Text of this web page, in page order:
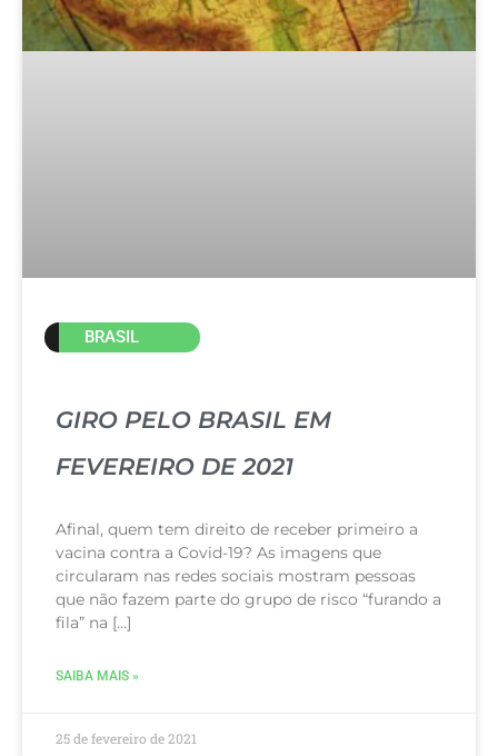
BRASIL
GIRO PELO BRASIL EM
FEVEREIRO DE 2021
Afinal, quem tem direito de receber primeiro a
vacina contra a Covid-19? As imagens que
circularam nas redes sociais mostram pessoas
que não fazem parte do grupo de risco “furando a
fila” na […]
SAIBA MAIS »
25 de fevereiro de 2021